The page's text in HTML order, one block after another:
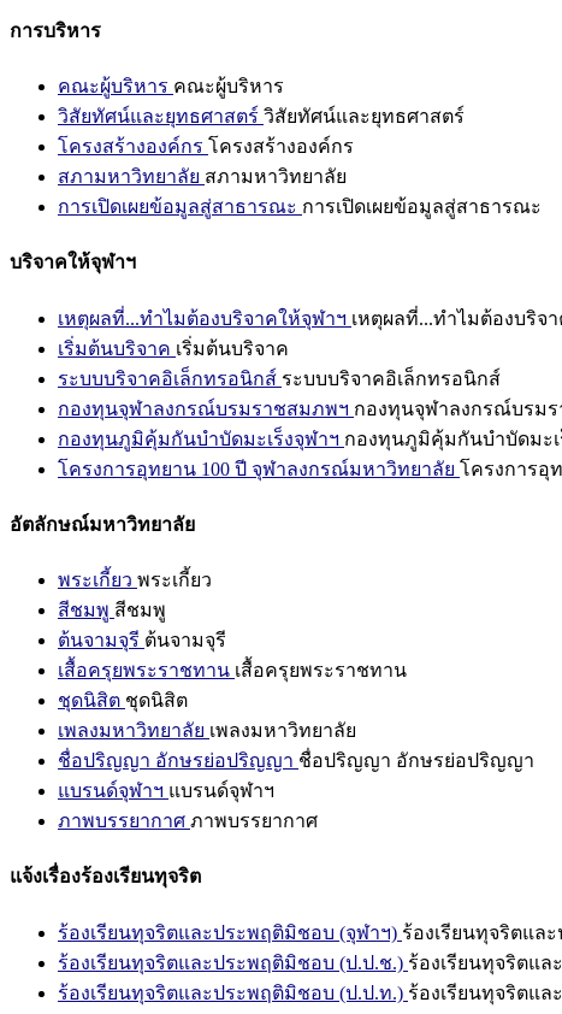
การบริหาร
คณะผู้บริหาร คณะผู้บริหาร
วิสัยทัศน์และยุทธศาสตร์ วิสัยทัศน์และยุทธศาสตร์
โครงสร้างองค์กร โครงสร้างองค์กร
สภามหาวิทยาลัย สภามหาวิทยาลัย
การเปิดเผยข้อมูลสู่สาธารณะ การเปิดเผยข้อมูลสู่สาธารณะ
บริจาคให้จุฬาฯ
เหตุผลที่...ทำไมต้องบริจาคให้จุฬาฯ เหตุผลที่...ทำไมต้องบริจ
เริ่มต้นบริจาค เริ่มต้นบริจาค
ระบบบริจาคอิเล็กทรอนิกส์ ระบบบริจาคอิเล็กทรอนิกส์
กองทุนจุฬาลงกรณ์บรมราชสมภพฯ กองทุนจุฬาลงกรณ์บรม
กองทุนภูมิคุ้มกันบำบัดมะเร็งจุฬาฯ กองทุนภูมิคุ้มกันบำบัดมะเ
โครงการอุทยาน 100 ปี จุฬาลงกรณ์มหาวิทยาลัย โครงการอุ
อัตลักษณ์มหาวิทยาลัย
พระเกี้ยว พระเกี้ยว
สีชมพู สีชมพู
ต้นจามจุรี ต้นจามจุรี
เสื้อครุยพระราชทาน เสื้อครุยพระราชทาน
ชุดนิสิต ชุดนิสิต
เพลงมหาวิทยาลัย เพลงมหาวิทยาลัย
ชื่อปริญญา อักษรย่อปริญญา ชื่อปริญญา อักษรย่อปริญญา
แบรนด์จุฬาฯ แบรนด์จุฬาฯ
ภาพบรรยากาศ ภาพบรรยากาศ
แจ้งเรื่องร้องเรียนทุจริต
ร้องเรียนทุจริตและประพฤติมิชอบ (จุฬาฯ) ร้องเรียนทุจริตแล
ร้องเรียนทุจริตและประพฤติมิชอบ (ป.ป.ช.) ร้องเรียนทุจริตแ
ร้องเรียนทุจริตและประพฤติมิชอบ (ป.ป.ท.) ร้องเรียนทุจริตแ